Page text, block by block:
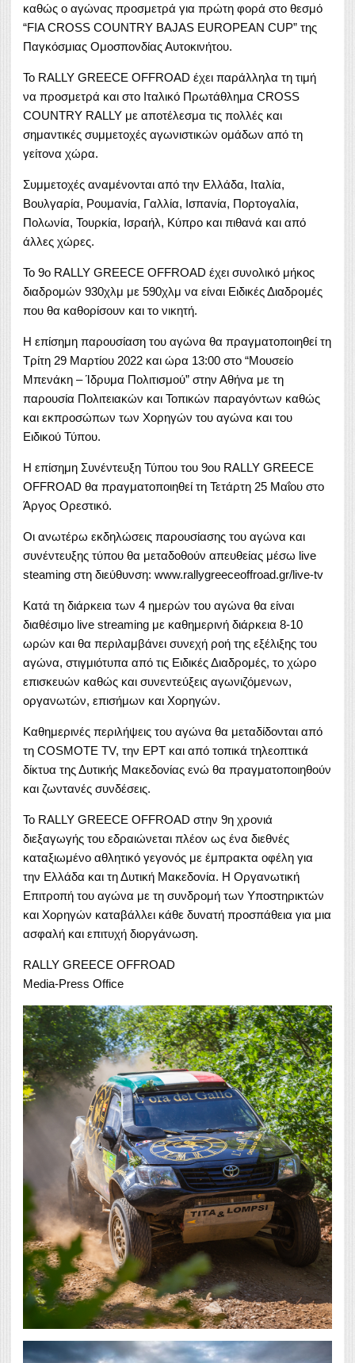
καθώς ο αγώνας προσμετρά για πρώτη φορά στο θεσμό
“FIA CROSS COUNTRY BAJAS EUROPEAN CUP” της
Παγκόσμιας Ομοσπονδίας Αυτοκινήτου.
Το RALLY GREECE OFFROAD έχει παράλληλα τη τιμή
να προσμετρά και στο Ιταλικό Πρωτάθλημα CROSS
COUNTRY RALLY με αποτέλεσμα τις πολλές και
σημαντικές συμμετοχές αγωνιστικών ομάδων από τη
γείτονα χώρα.
Συμμετοχές αναμένονται από την Ελλάδα, Ιταλία,
Βουλγαρία, Ρουμανία, Γαλλία, Ισπανία, Πορτογαλία,
Πολωνία, Τουρκία, Ισραήλ, Κύπρο και πιθανά και από
άλλες χώρες.
Το 9ο RALLY GREECE OFFROAD έχει συνολικό μήκος
διαδρομών 930χλμ με 590χλμ να είναι Ειδικές Διαδρομές
που θα καθορίσουν και το νικητή.
Η επίσημη παρουσίαση του αγώνα θα πραγματοποιηθεί τη
Τρίτη 29 Μαρτίου 2022 και ώρα 13:00 στο “Μουσείο
Μπενάκη – Ίδρυμα Πολιτισμού” στην Αθήνα με τη
παρουσία Πολιτειακών και Τοπικών παραγόντων καθώς
και εκπροσώπων των Χορηγών του αγώνα και του
Ειδικού Τύπου.
Η επίσημη Συνέντευξη Τύπου του 9ου RALLY GREECE
OFFROAD θα πραγματοποιηθεί τη Τετάρτη 25 Μαΐου στο
Άργος Ορεστικό.
Οι ανωτέρω εκδηλώσεις παρουσίασης του αγώνα και
συνέντευξης τύπου θα μεταδοθούν απευθείας μέσω live
steaming στη διεύθυνση: www.rallygreeceoffroad.gr/live-tv
Κατά τη διάρκεια των 4 ημερών του αγώνα θα είναι
διαθέσιμο live streaming με καθημερινή διάρκεια 8-10
ωρών και θα περιλαμβάνει συνεχή ροή της εξέλιξης του
αγώνα, στιγμιότυπα από τις Ειδικές Διαδρομές, το χώρο
επισκευών καθώς και συνεντεύξεις αγωνιζόμενων,
οργανωτών, επισήμων και Χορηγών.
Καθημερινές περιλήψεις του αγώνα θα μεταδίδονται από
τη COSMOTE TV, την ΕΡΤ και από τοπικά τηλεοπτικά
δίκτυα της Δυτικής Μακεδονίας ενώ θα πραγματοποιηθούν
και ζωντανές συνδέσεις.
Το RALLY GREECE OFFROAD στην 9η χρονιά
διεξαγωγής του εδραιώνεται πλέον ως ένα διεθνές
καταξιωμένο αθλητικό γεγονός με έμπρακτα οφέλη για
την Ελλάδα και τη Δυτική Μακεδονία. Η Οργανωτική
Επιτροπή του αγώνα με τη συνδρομή των Υποστηρικτών
και Χορηγών καταβάλλει κάθε δυνατή προσπάθεια για μια
ασφαλή και επιτυχή διοργάνωση.
RALLY GREECE OFFROAD
Media-Press Office